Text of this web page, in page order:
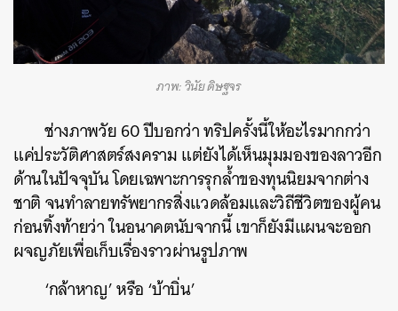
ภาพ: วินัย ดิษฐจร
ช่างภาพวัย 60 ปีบอกว่า ทริปครั้งนี้ให้อะไรมากกว่า
แค่ประวัติศาสตร์สงคราม แต่ยังได้เห็นมุมมองของลาวอีก
ด้านในปัจจุบัน โดยเฉพาะการรุกล้ำของทุนนิยมจากต่าง
ชาติ จนทำลายทรัพยากรสิ่งแวดล้อมและวิถีชีวิตของผู้คน
ก่อนทิ้งท้ายว่า ในอนาคตนับจากนี้ เขาก็ยังมีแผนจะออก
ผจญภัยเพื่อเก็บเรื่องราวผ่านรูปภาพ
‘กล้าหาญ’ หรือ ‘บ้าบิ่น’